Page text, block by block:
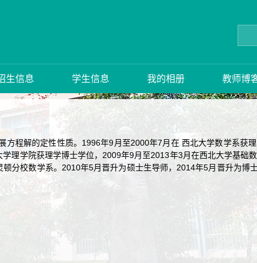
生信息 学生信息 我的相册 教师博
方程解的定性性质。1996年9月至2000年7月在 西北大学数学系获
理学院获理学博士学位，2009年9月至2013年3月在西北大学基础数
分校数学系。2010年5月晋升为硕士生导师，2014年5月晋升为博